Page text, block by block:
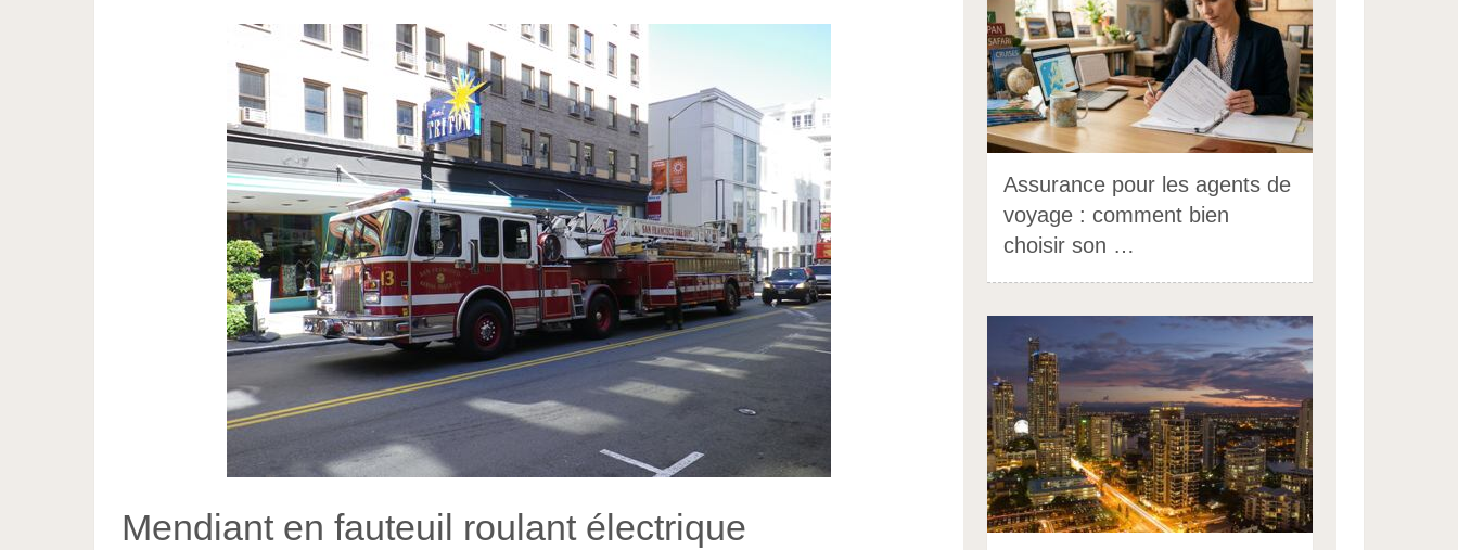
Mendiant en fauteuil roulant électrique
Assurance pour les agents de
voyage : comment bien
choisir son …